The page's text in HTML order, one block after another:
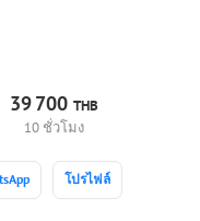
39700THB
10 ชั่วโมง
โปรไฟล์